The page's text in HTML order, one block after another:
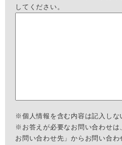
してください。
※個人情報を含む内容は記入しな
※お答えが必要なお問い合わせは
お問い合わせ先」からお問い合わ